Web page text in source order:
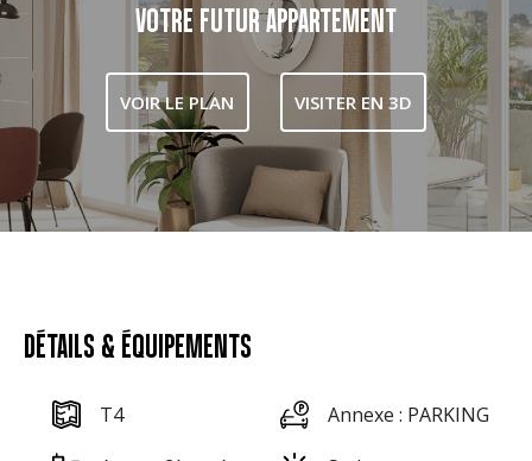
VOTRE FUTUR APPARTEMENT
VOIR LE PLAN VISITER EN 3D
DÉTAILS & ÉQUIPEMENTS
T4
Annexe : PARKING